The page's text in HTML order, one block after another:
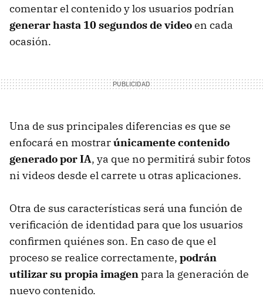
comentar el contenido y los usuarios podrían
generar hasta 10 segundos de videoen cada
ocasión.
Una de sus principales diferencias es que se
enfocará en mostrarúnicamente contenido
generado por IA, ya que no permitirá subir fotos
ni videos desde el carrete u otras aplicaciones.
Otra de sus características será una función de
verificación de identidad para que los usuarios
confirmen quiénes son. En caso de que el
proceso se realice correctamente, podrán
utilizar su propia imagenpara la generación de
nuevo contenido.